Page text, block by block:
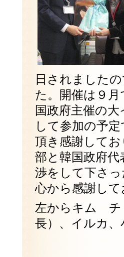
日されました
た。開催は９
国政府主催の
して参加の予
頂き感謝して
部と韓国政府
渉をして下さ
心から感謝し
左からキム チ
長）、イ